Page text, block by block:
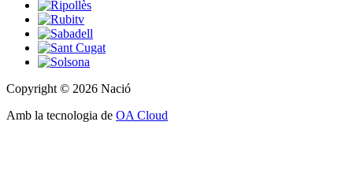
Copyright © 2026 Nació
Amb la tecnologia de OA Cloud